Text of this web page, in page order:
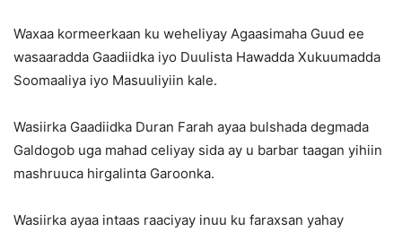
Waxaa kormeerkaan ku weheliyay Agaasimaha Guud ee
wasaaradda Gaadiidka iyo Duulista Hawadda Xukuumadda
Soomaaliya iyo Masuuliyiin kale.
Wasiirka Gaadiidka Duran Farah ayaa bulshada degmada
Galdogob uga mahad celiyay sida ay u barbar taagan yihiin
mashruuca hirgalinta Garoonka.
Wasiirka ayaa intaas raaciyay inuu ku faraxsan yahay